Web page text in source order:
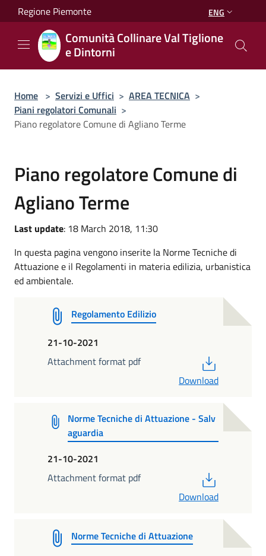
Salta al contenuto principale
Regione Piemonte ENG
Comunità Collinare Val Tiglione
e Dintorni
Home > Servizi e Uffici > AREA TECNICA >
Piani regolatori Comunali >
Piano regolatore Comune di Agliano Terme
Piano regolatore Comune di
Agliano Terme
Last update: 18 March 2018, 11:30
In questa pagina vengono inserite la Norme Tecniche di
Attuazione e il Regolamenti in materia edilizia, urbanistica
ed ambientale.
Regolamento Edilizio
21-10-2021
Attachment format pdf
Download
Norme Tecniche di Attuazione - Salv
aguardia
21-10-2021
Attachment format pdf
Download
Norme Tecniche di Attuazione